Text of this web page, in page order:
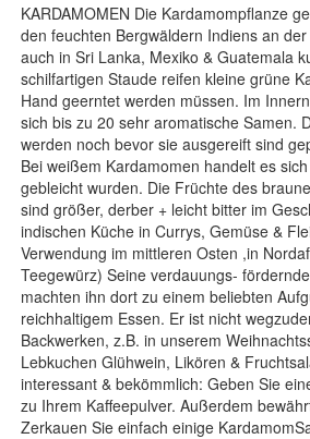
KARDAMOMEN Die Kardamompflanze
den feuchten Bergwäldern Indiens an
auch in Sri Lanka, Mexiko & Guatemala
schilfartigen Staude reifen kleine grüne
Hand geerntet werden müssen. Im
sich bis zu 20 sehr aromatische Samen.
werden noch bevor sie ausgereift sind
Bei weißem Kardamomen handelt es
gebleicht wurden. Die Früchte des
sind größer, derber + leicht bitter im
indischen Küche in Currys, Gemüse &
Verwendung im mittleren Osten ,in
Teegewürz) Seine verdauungs-
machten ihn dort zu einem beliebten
reichhaltigem Essen. Er ist nicht
Backwerken, z.B. in unserem
Lebkuchen Glühwein, Likören &
interessant & bekömmlich: Geben Sie
zu Ihrem Kaffeepulver. Außerdem
Zerkauen Sie einfach einige